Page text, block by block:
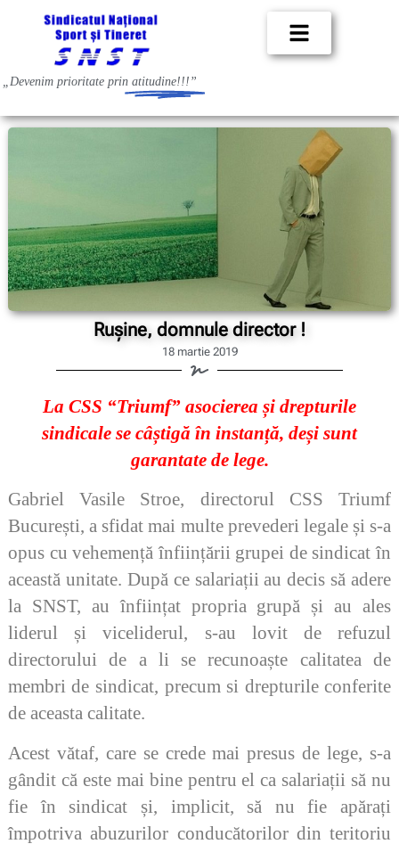
„Devenim prioritate prin atitudine!!!”
Rușine, domnule director !
18 martie 2019
La CSS “Triumf” asocierea și drepturile
sindicale se câștigă în instanță, deși sunt
garantate de lege.
Gabriel Vasile Stroe, directorul CSS Triumf
București, a sfidat mai multe prevederi legale și s-a
opus cu vehemență înființării grupei de sindicat în
această unitate. După ce salariații au decis să adere
la SNST, au înființat propria grupă și au ales
liderul și viceliderul, s-au lovit de refuzul
directorului de a li se recunoaște calitatea de
membri de sindicat, precum si drepturile conferite
de aceasta calitate.
Acest vătaf, care se crede mai presus de lege, s-a
gândit că este mai bine pentru el ca salariații să nu
fie în sindicat și, implicit, să nu fie apărați
împotriva abuzurilor conducătorilor din teritoriu